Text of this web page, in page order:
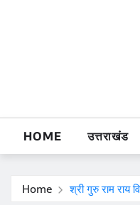
HOME उत्तराखंड
Home श्री गुरु राम राय